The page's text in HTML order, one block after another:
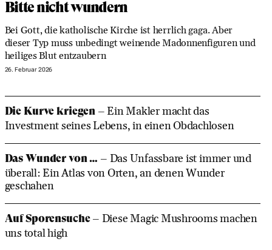
Bitte nicht wundern
Bei Gott, die katholische Kirche ist herrlich gaga. Aber
dieser Typ muss unbedingt weinende Madonnenfiguren und
heiliges Blut entzaubern
26. Februar 2026
Die Kurve kriegen – Ein Makler macht das
Investment seines Lebens, in einen Obdachlosen
Das Wunder von … – Das Unfassbare ist immer und
überall: Ein Atlas von Orten, an denen Wunder
geschahen
Auf Sporensuche– Diese Magic Mushrooms machen
uns total high